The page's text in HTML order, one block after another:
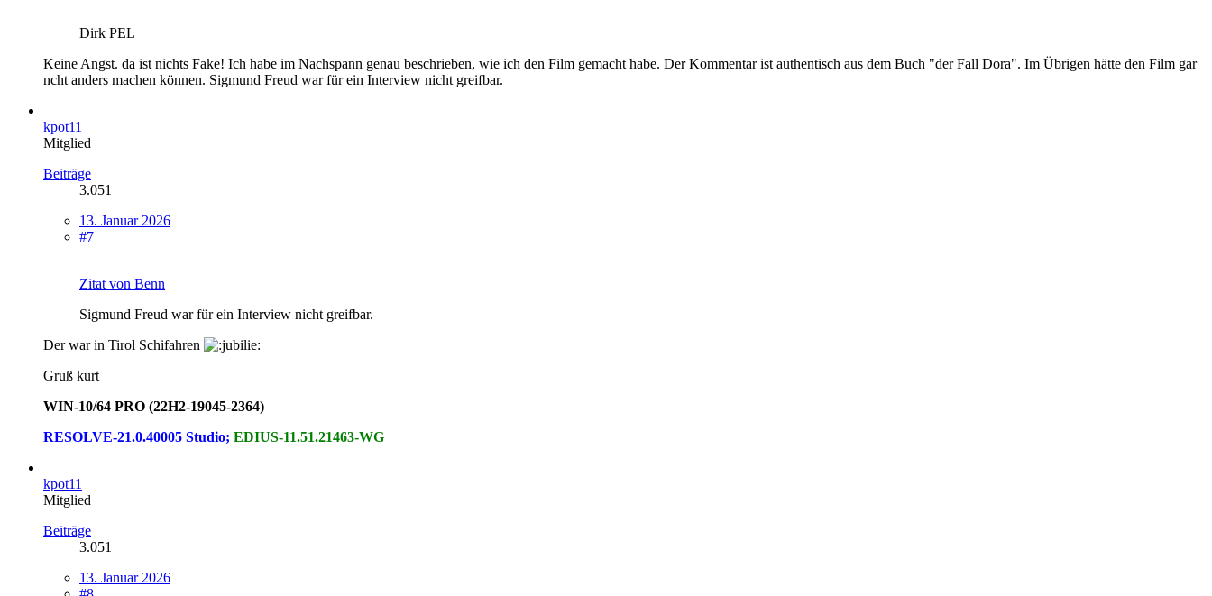
Dirk PEL
Keine Angst. da ist nichts Fake! Ich habe im Nachspann genau beschrieben, wie ich den Film gemacht habe. Der Kommentar ist authentisch aus dem Buch "der Fall Dora". Im Übrigen hätte den Film gar
ncht anders machen können. Sigmund Freud war für ein Interview nicht greifbar.
kpot11
Mitglied
Beiträge
3.051
13. Januar 2026
#7
Zitat von Benn
Sigmund Freud war für ein Interview nicht greifbar.
Der war in Tirol Schifahren
Gruß kurt
WIN-10/64 PRO (22H2-19045-2364)
RESOLVE-21.0.40005 Studio; EDIUS-11.51.21463-WG
kpot11
Mitglied
Beiträge
3.051
13. Januar 2026